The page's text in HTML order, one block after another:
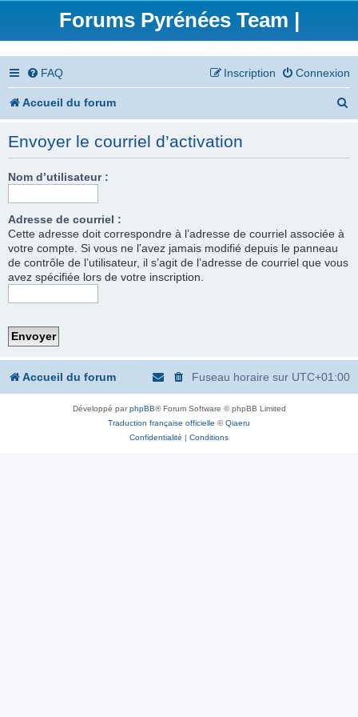
Forums Pyrénées Team |
FAQ Connexion
Inscription
Accueil du forum
Envoyer le courriel d’activation
Nom d’utilisateur :
Adresse de courriel :
Cette adresse doit correspondre à l’adresse de courriel associée à
votre compte. Si vous ne l’avez jamais modifié depuis le panneau
de contrôle de l’utilisateur, il s’agit de l’adresse de courriel que vous
avez spécifiée lors de votre inscription.
Accueil du forum Fuseau horaire sur UTC+01:00
Développé parphpBB® Forum Software © phpBB Limited
Traduction française officielle ©Qiaeru
Confidentialité | Conditions